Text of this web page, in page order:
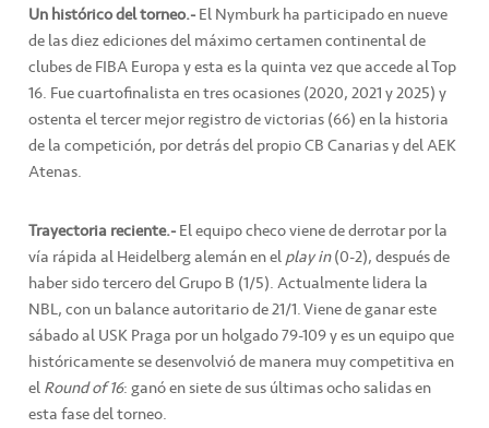
Un histórico del torneo.-El Nymburk ha participado en nueve
de las diez ediciones del máximo certamen continental de
clubes de FIBA Europa y esta es la quinta vez que accede al Top
16. Fue cuartofinalista en tres ocasiones (2020, 2021 y 2025) y
ostenta el tercer mejor registro de victorias (66) en la historia
de la competición, por detrás del propio CB Canarias y del AEK
Atenas.
Trayectoria reciente.-El equipo checo viene de derrotar por la
vía rápida al Heidelberg alemán en elplay in(0-2), después de
haber sido tercero del Grupo B (1/5). Actualmente lidera la
NBL, con un balance autoritario de 21/1. Viene de ganar este
sábado al USK Praga por un holgado 79-109 y es un equipo que
históricamente se desenvolvió de manera muy competitiva en
elRound of 16: ganó en siete de sus últimas ocho salidas en
esta fase del torneo.